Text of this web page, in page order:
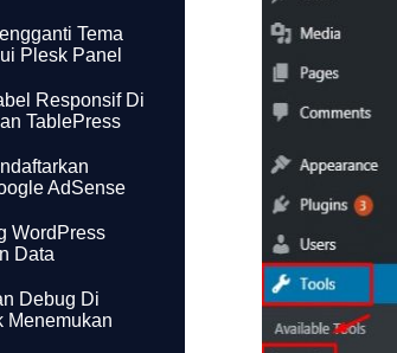
Tema
Plesk Panel
Responsif Di
TablePress
AdSense
WordPress
Data
Debug Di
Menemukan